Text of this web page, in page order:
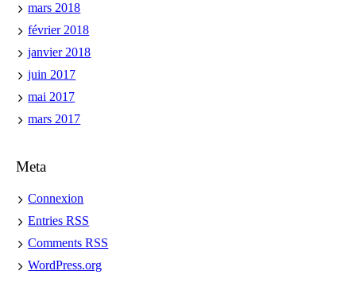
mars 2018
février 2018
janvier 2018
juin 2017
mai 2017
mars 2017
Meta
Connexion
EntriesRSS
CommentsRSS
WordPress.org